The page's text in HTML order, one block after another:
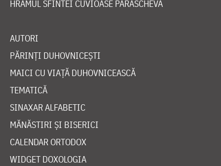
HRAMUL SFINTEI CUVIOASE PARASCHEVA
AUTORI
PĂRINȚI DUHOVNICEȘTI
MAICI CU VIAȚĂ DUHOVNICEASCĂ
TEMATICĂ
SINAXAR ALFABETIC
MĂNĂSTIRI ȘI BISERICI
CALENDAR ORTODOX
WIDGET DOXOLOGIA